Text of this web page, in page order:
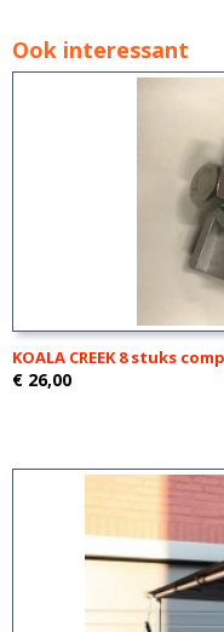
Ook interessant
KOALA CREEK 8 stuks
€ 26,00